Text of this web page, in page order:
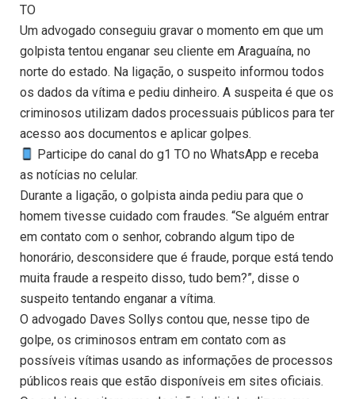
TO
Um advogado conseguiu gravar o momento em que um
golpista tentou enganar seu cliente em Araguaína, no
norte do estado. Na ligação, o suspeito informou todos
os dados da vítima e pediu dinheiro. A suspeita é que os
criminosos utilizam dados processuais públicos para ter
acesso aos documentos e aplicar golpes.
Participe do canal do g1 TO no WhatsApp e receba
as notícias no celular.
Durante a ligação, o golpista ainda pediu para que o
homem tivesse cuidado com fraudes. “Se alguém entrar
em contato com o senhor, cobrando algum tipo de
honorário, desconsidere que é fraude, porque está tendo
muita fraude a respeito disso, tudo bem?”, disse o
suspeito tentando enganar a vítima.
O advogado Daves Sollys contou que, nesse tipo de
golpe, os criminosos entram em contato com as
possíveis vítimas usando as informações de processos
públicos reais que estão disponíveis em sites oficiais.